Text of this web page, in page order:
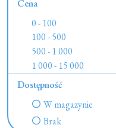
Cena
0 - 100
100 - 500
500 - 1 000
1 000 - 15 000
Dostępność
W magazynie
Brak